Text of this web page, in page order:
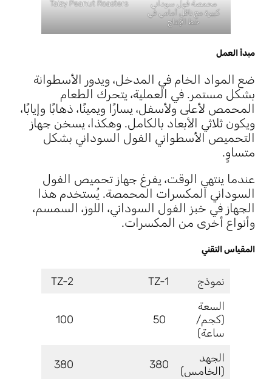
محمصة فول سوداني
كبيرة مع ناقل أمامي في
خط الإنتاج
Taizy Peanut Roasters
مبدأ العمل
ضع المواد الخام في المدخل، ويدور الأسطوانة
بشكل مستمر. في العملية، يتحرك الطعام
المحمص لأعلى ولأسفل، يسارًا ويمينًا، ذهابًا وإيابًا،
ويكون ثلاثي الأبعاد بالكامل. وهكذا، يسخن جهاز
التحميص الأسطواني الفول السوداني بشكل
متساوٍ.
عندما ينتهي الوقت، يفرغ جهاز تحميص الفول
السوداني المكسرات المحمصة. يُستخدم هذا
الجهاز في خبز الفول السوداني، اللوز، السمسم،
وأنواع أخرى من المكسرات.
المقياس التقني
نموذج TZ-1
TZ-2
السعة
(كجم/
ساعة)
100
الجهد
(الخامس)
380
380